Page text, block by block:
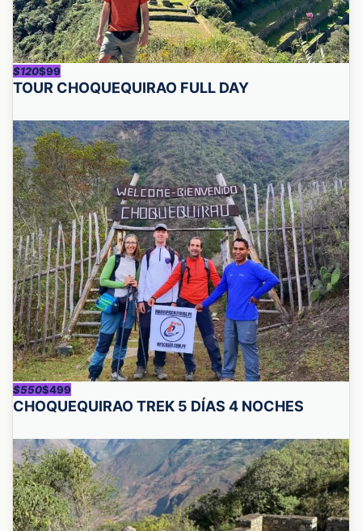
$120$99
TOUR CHOQUEQUIRAO FULL DAY
$550$499
CHOQUEQUIRAO TREK 5 DÍAS 4 NOCHES